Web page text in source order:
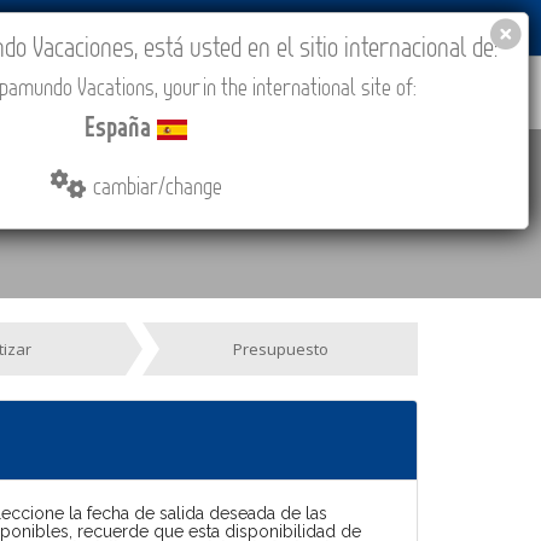
COMPRAR CONTACTO MÁS
Presupuesto
la fecha de salida deseada de las
recuerde que esta disponibilidad de
Vacaciones, está usted en el sitio internacional de:
Vacations, your in the international site of:
España
cambiar/change